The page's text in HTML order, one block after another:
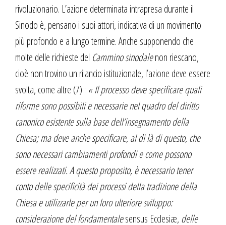
rivoluzionario. L’azione determinata intrapresa durante il
Sinodo è, pensano i suoi attori, indicativa di un movimento
più profondo e a lungo termine. Anche supponendo che
molte delle richieste del Cammino sinodalenon riescano,
cioè non trovino un rilancio istituzionale, l’azione deve essere
svolta, come altre (7) : « Il processo deve specificare quali
riforme sono possibili e necessarie nel quadro del diritto
canonico esistente sulla base dell’insegnamento della
Chiesa; ma deve anche specificare, al di là di questo, che
sono necessari cambiamenti profondi e come possono
essere realizzati. A questo proposito, è necessario tener
conto delle specificità dei processi della tradizione della
Chiesa e utilizzarle per un loro ulteriore sviluppo:
considerazione del fondamentalesensus Ecclesiæ, delle